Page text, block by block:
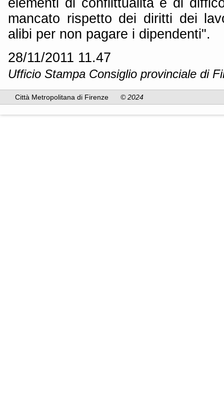
mancato rispetto dei diritti dei
alibi per non pagare i dipendenti".
28/11/2011 11.47
Ufficio Stampa Consiglio provinciale di
Città Metropolitana di Firenze © 2024